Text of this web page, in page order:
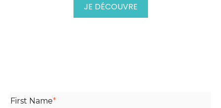
JE DÉCOUVRE
First Name*